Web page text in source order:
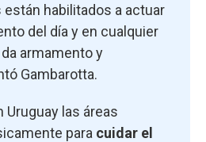
habilitados a actuar
del día y en cualquier
armamento y
Gambarotta.
Uruguay las áreas
para cuidar el